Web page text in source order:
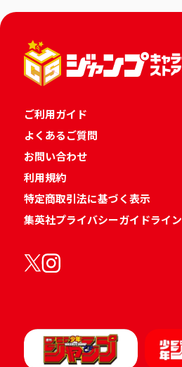
ご利用ガイド
よくあるご質問
お問い合わせ
利用規約
特定商取引法に基づく表示
集英社プライバシーガイドライン